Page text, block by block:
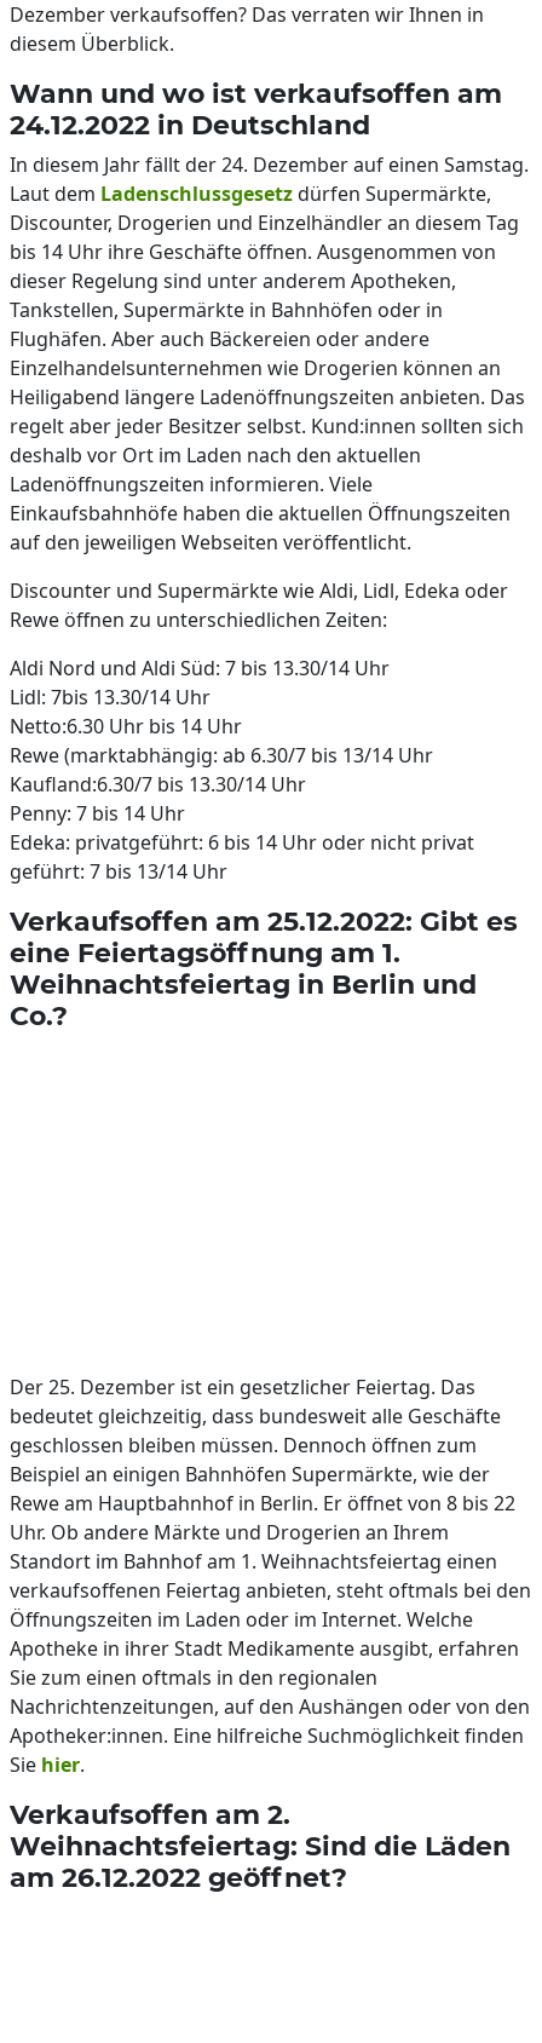
Dezember verkaufsoffen? Das verraten wir Ihnen in
diesem Überblick.
Wann und wo ist verkaufsoffen am
24.12.2022 in Deutschland
In diesem Jahr fällt der 24. Dezember auf einen Samstag.
Laut dem Ladenschlussgesetzdürfen Supermärkte,
Discounter, Drogerien und Einzelhändler an diesem Tag
bis 14 Uhr ihre Geschäfte öffnen. Ausgenommen von
dieser Regelung sind unter anderem Apotheken,
Tankstellen, Supermärkte in Bahnhöfen oder in
Flughäfen. Aber auch Bäckereien oder andere
Einzelhandelsunternehmen wie Drogerien können an
Heiligabend längere Ladenöffnungszeiten anbieten. Das
regelt aber jeder Besitzer selbst. Kund:innen sollten sich
deshalb vor Ort im Laden nach den aktuellen
Ladenöffnungszeiten informieren. Viele
Einkaufsbahnhöfe haben die aktuellen Öffnungszeiten
auf den jeweiligen Webseiten veröffentlicht.
Discounter und Supermärkte wie Aldi, Lidl, Edeka oder
Rewe öffnen zu unterschiedlichen Zeiten:
Aldi Nord und Aldi Süd: 7 bis 13.30/14 Uhr
Lidl: 7bis 13.30/14 Uhr
Netto:6.30 Uhr bis 14 Uhr
Rewe (marktabhängig: ab 6.30/7 bis 13/14 Uhr
Kaufland:6.30/7 bis 13.30/14 Uhr
Penny: 7 bis 14 Uhr
Edeka: privatgeführt: 6 bis 14 Uhr oder nicht privat
geführt: 7 bis 13/14 Uhr
Verkaufsoffen am 25.12.2022: Gibt es
eine Feiertagsöffnung am 1.
Weihnachtsfeiertag in Berlin und
Co.?
Der 25. Dezember ist ein gesetzlicher Feiertag. Das
bedeutet gleichzeitig, dass bundesweit alle Geschäfte
geschlossen bleiben müssen. Dennoch öffnen zum
Beispiel an einigen Bahnhöfen Supermärkte, wie der
Rewe am Hauptbahnhof in Berlin. Er öffnet von 8 bis 22
Uhr. Ob andere Märkte und Drogerien an Ihrem
Standort im Bahnhof am 1. Weihnachtsfeiertag einen
verkaufsoffenen Feiertag anbieten, steht oftmals bei den
Öffnungszeiten im Laden oder im Internet. Welche
Apotheke in ihrer Stadt Medikamente ausgibt, erfahren
Sie zum einen oftmals in den regionalen
Nachrichtenzeitungen, auf den Aushängen oder von den
Apotheker:innen. Eine hilfreiche Suchmöglichkeit finden
Sie hier.
Verkaufsoffen am 2.
Weihnachtsfeiertag: Sind die Läden
am 26.12.2022 geöffnet?